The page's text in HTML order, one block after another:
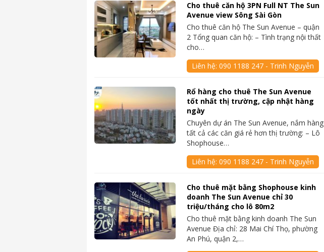
Cho thuê căn hộ 3PN Full NT The Sun
Avenue view Sông Sài Gòn
Cho thuê căn hộ The Sun Avenue – quận
2 Tổng quan căn hộ: – Tình trạng nội thất
cho…
Liên hệ:090 1188 247 - Trinh Nguyễn
Rổ hàng cho thuê The Sun Avenue
tốt nhất thị trường, cập nhật hàng
ngày
Chuyên dự án The Sun Avenue, nắm hàng
tất cả các căn giá rẻ hơn thị trường: – Lô
Shophouse…
Liên hệ:090 1188 247 - Trinh Nguyễn
Cho thuê mặt bằng Shophouse kinh
doanh The Sun Avenue chỉ 30
triệu/tháng cho lô 80m2
Cho thuê mặt bằng kinh doanh The Sun
Avenue Địa chỉ: 28 Mai Chí Thọ, phường
An Phú, quận 2,…